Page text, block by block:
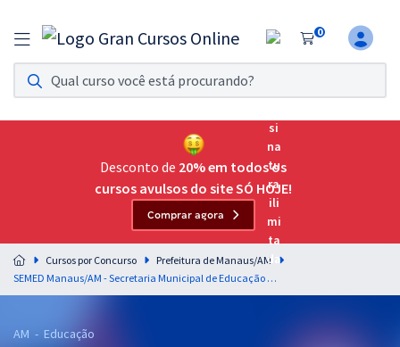
0
Assinatura Ilimitada 11
Acesso a todos os cursos. Teste grátis por 7 dias!
Assinatura OAB Até Passar
Acesso ilimitado a toda preparação para o Exame da
Residências Multiprofissionais
Preparação completa e intensiva para as principais
residências em saúde do Brasil
Desconto de 20% em todos os
cursos avulsos do site SÓ HOJE!
Comprar agora
Cursos por Concurso
Prefeitura de Manaus/AM
SEMED Manaus/AM - Secretaria Municipal de Educação de Manaus/AM - Fisioterapia (Pós-Edital)
AM - Educação